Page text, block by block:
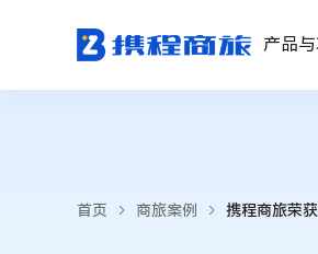
产品
首页 商旅案例 携程商旅荣